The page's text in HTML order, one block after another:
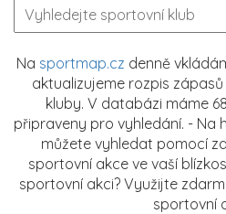
Na sportmap.cz denně
aktualizujeme rozpis
kluby. V databázi máme
připraveny pro vyhledání. - Na
můžete vyhledat pomocí
sportovní akce ve vaší
sportovní akci? Využijte
sportovní